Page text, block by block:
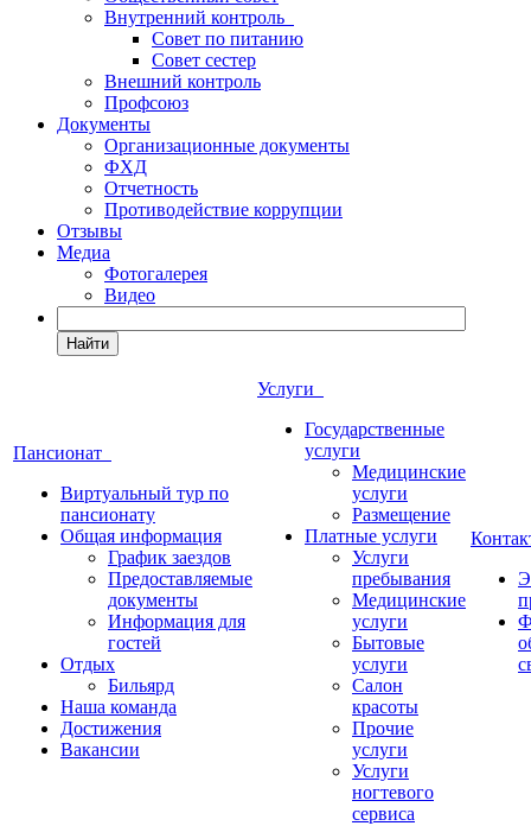
Внутренний контроль
Совет по питанию
Совет сестер
Внешний контроль
Профсоюз
Документы
Организационные документы
ФХД
Отчетность
Противодействие коррупции
Отзывы
Медиа
Фотогалерея
Видео
Найти
Пансионат
Виртуальный тур по
пансионату
Общая информация
График заездов
Предоставляемые
документы
Информация для
гостей
Отдых
Бильярд
Наша команда
Достижения
Вакансии
Услуги
Государственные
услуги
Медицинские
услуги
Размещение
Платные услуги
Услуги
пребывания
Медицинские
услуги
Бытовые
услуги
Салон
красоты
Прочие
услуги
Услуги
ногтевого
сервиса